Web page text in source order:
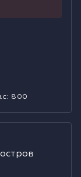
: 800